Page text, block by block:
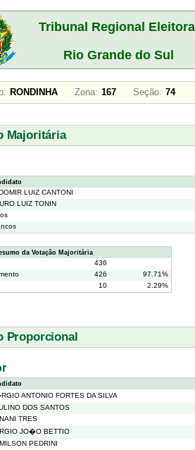
Tribunal Regional
Rio Grande do Sul
RONDINHA Zona: 167 Seção: 74
Majoritária
LUIZ CANTONI
LUIZ TONIN
da Votação Majoritária
436
426
97.71%
10 2.29%
Proporcional
ANTONIO FORTES DA SILVA
DOS SANTOS
TRES
JO�O BETTIO
PEDRINI